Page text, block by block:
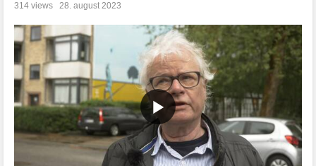
314 views 28. august 2023